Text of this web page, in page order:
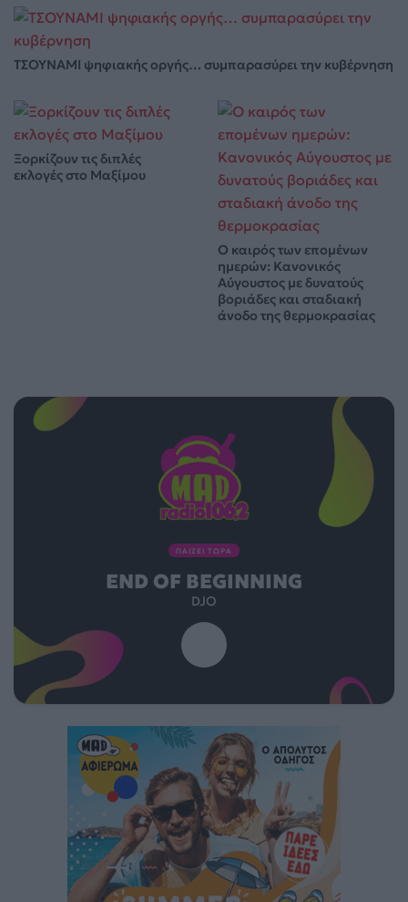
ΤΣΟΥΝΑΜΙ ψηφιακής οργής… συμπαρασύρει την κυβέρνηση
Ξορκίζουν τις διπλές
εκλογές στο Μαξίμου
Ο καιρός των επομένων
ημερών: Κανονικός
Αύγουστος με δυνατούς
βοριάδες και σταδιακή
άνοδο της θερμοκρασίας
ΠΑΙΖΕΙ ΤΩΡΑ
END OF BEGINNING
DJO